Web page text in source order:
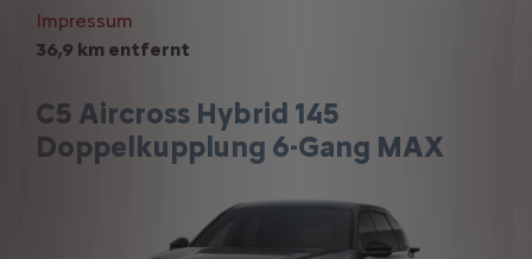
36,9 km entfernt
C5 Aircross Hybrid 145
Doppelkupplung 6-Gang MAX
Impressum